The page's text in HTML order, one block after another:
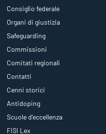
Consiglio federale
Organi di giustizia
Safeguarding
Commissioni
Comitati regionali
Contatti
Cenni storici
Antidoping
Scuole d'eccellenza
FISI Lex